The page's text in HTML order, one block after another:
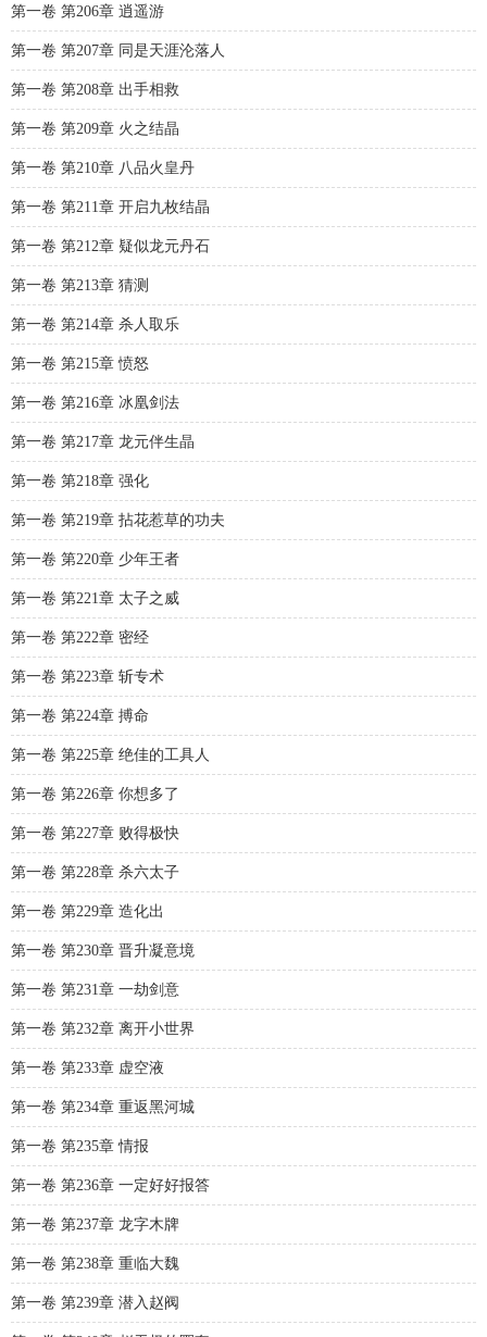
第一卷 第206章 逍遥游
第一卷 第207章 同是天涯沦落人
第一卷 第208章 出手相救
第一卷 第209章 火之结晶
第一卷 第210章 八品火皇丹
第一卷 第211章 开启九枚结晶
第一卷 第212章 疑似龙元丹石
第一卷 第213章 猜测
第一卷 第214章 杀人取乐
第一卷 第215章 愤怒
第一卷 第216章 冰凰剑法
第一卷 第217章 龙元伴生晶
第一卷 第218章 强化
第一卷 第219章 拈花惹草的功夫
第一卷 第220章 少年王者
第一卷 第221章 太子之威
第一卷 第222章 密经
第一卷 第223章 斩专术
第一卷 第224章 搏命
第一卷 第225章 绝佳的工具人
第一卷 第226章 你想多了
第一卷 第227章 败得极快
第一卷 第228章 杀六太子
第一卷 第229章 造化出
第一卷 第230章 晋升凝意境
第一卷 第231章 一劫剑意
第一卷 第232章 离开小世界
第一卷 第233章 虚空液
第一卷 第234章 重返黑河城
第一卷 第235章 情报
第一卷 第236章 一定好好报答
第一卷 第237章 龙字木牌
第一卷 第238章 重临大魏
第一卷 第239章 潜入赵阀